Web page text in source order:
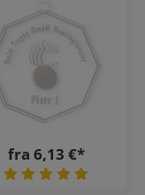
fra 6,13 €*